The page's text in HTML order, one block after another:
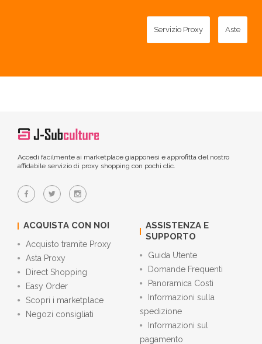
Servizio Proxy Aste
Accedi facilmente ai marketplace giapponesi e approfitta del nostro
affidabile servizio di proxy shopping con pochi clic.
ACQUISTA CON NOI
Acquisto tramite Proxy
Asta Proxy
Direct Shopping
Easy Order
Scopri i marketplace
Negozi consigliati
ASSISTENZA E
SUPPORTO
Guida Utente
Domande Frequenti
Panoramica Costi
Informazioni sulla
spedizione
Informazioni sul
pagamento